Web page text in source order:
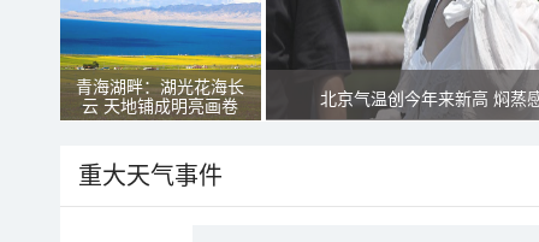
青海湖畔：湖光花海长
云 天地铺成明亮画卷
北京气温创今年来新高 焖蒸
重大天气事件